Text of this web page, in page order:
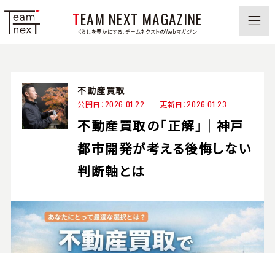
TEAM NEXT MAGAZINE
くらしを豊かにする、チームネクストのWebマガジン
不動産買取
公開日：2026.01.22 更新日：2026.01.23
不動産買取の「正解」｜神戸
都市開発が考える後悔しない
判断軸とは